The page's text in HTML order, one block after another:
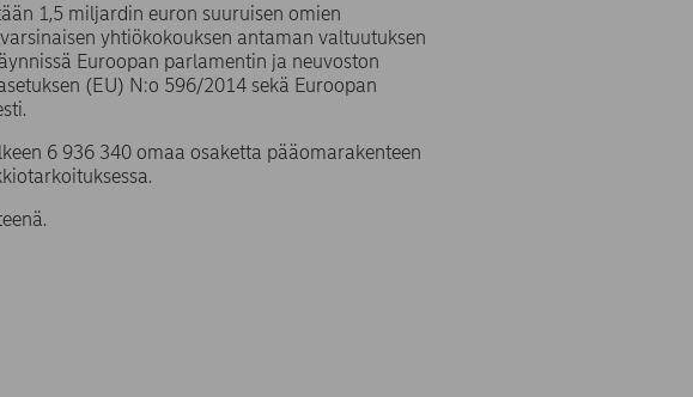
1,5 miljardin euron suuruisen omien
yhtiökokouksen antaman valtuutuksen
Euroopan parlamentin ja neuvoston
(EU) N:o 596/2014 sekä Euroopan
6 936 340 omaa osaketta pääomarakenteen